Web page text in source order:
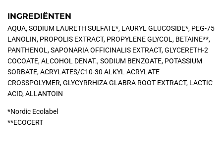
INGREDIËNTEN
AQUA, SODIUM LAURETH SULFATE*, LAURYL GLUCOSIDE*, PEG-75
LANOLIN, PROPOLIS EXTRACT, PROPYLENE GLYCOL, BETAINE**,
PANTHENOL, SAPONARIA OFFICINALIS EXTRACT, GLYCERETH-2
COCOATE, ALCOHOL DENAT., SODIUM BENZOATE, POTASSIUM
SORBATE, ACRYLATES/C10-30 ALKYL ACRYLATE
CROSSPOLYMER, GLYCYRRHIZA GLABRA ROOT EXTRACT, LACTIC
ACID, ALLANTOIN
*Nordic Ecolabel
**ECOCERT